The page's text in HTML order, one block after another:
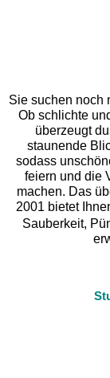
Sie suchen noch
Ob schlichte
überzeugt
staunende
sodass
feiern und die
machen. Das
2001 bietet
Sauberkeit,